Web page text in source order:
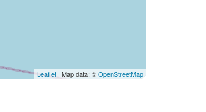
Leaflet | Map data: ©OpenStreetMap